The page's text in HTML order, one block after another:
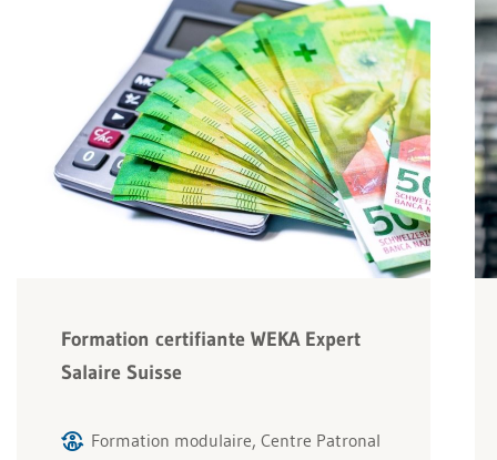
Formation certifiante WEKA Expert
Salaire Suisse
Formation modulaire, Centre Patronal